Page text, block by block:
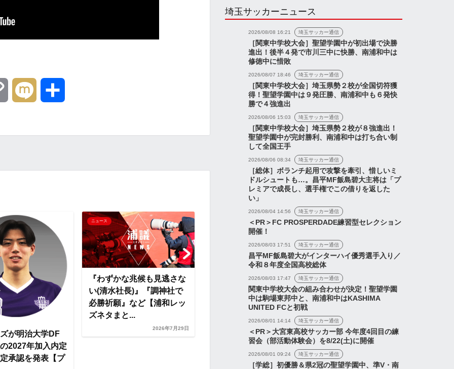
n
k
が明治大学DF
2027年加入内定
承認を発表【プ
ニュース
『わずかな兆候も見逃さな
い(清水社長)』『調神社で
必勝祈願』など【浦和レッ
ズネタまと...
2026年7月29日
『改めて自分の可能性に挑
戦し、新たなチャンスをつ
かみたいという気持ちが芽
生えました』...
2026年7月17日
ニュース
浦和レッズが明治大学DF
稲垣篤志の2027年加入内定
と特別指定承認を発表【プ
埼玉サッカーニュース
2026/08/08 16:21 埼玉サッカー通信
［関東中学校大会］聖望学園中が初出場で決勝
進出！後半４発で市川三中に快勝、南浦和中は
修徳中に惜敗
2026/08/07 18:46 埼玉サッカー通信
［関東中学校大会］埼玉県勢２校が全国切符獲
得！聖望学園中は９発圧勝、南浦和中も６発快
勝で４強進出
2026/08/06 15:03 埼玉サッカー通信
［関東中学校大会］埼玉県勢２校が８強進出！
聖望学園中が完封勝利、南浦和中は打ち合い制
して全国王手
2026/08/06 08:34 埼玉サッカー通信
［総体］ボランチ起用で攻撃を牽引、惜しいミ
ドルシュートも…。昌平MF飯島碧大主将は「プ
レミアで成長し、選手権でこの借りを返した
い」
2026/08/04 14:56 埼玉サッカー通信
＜PR＞FC PROSPERDADE練習型セレクション
開催！
2026/08/03 17:51 埼玉サッカー通信
昌平MF飯島碧大がインターハイ優秀選手入り／
令和８年度全国高校総体
2026/08/03 17:47 埼玉サッカー通信
関東中学校大会の組み合わせが決定！聖望学園
中は駒場東邦中と、南浦和中はKASHIMA
UNITED FCと初戦
2026/08/01 14:14 埼玉サッカー通信
＜PR＞大宮東高校サッカー部 今年度4回目の練
習会（部活動体験会）を8/22(土)に開催
2026/08/01 09:24 埼玉サッカー通信
［学総］初優勝＆県2冠の聖望学園中、準V・南